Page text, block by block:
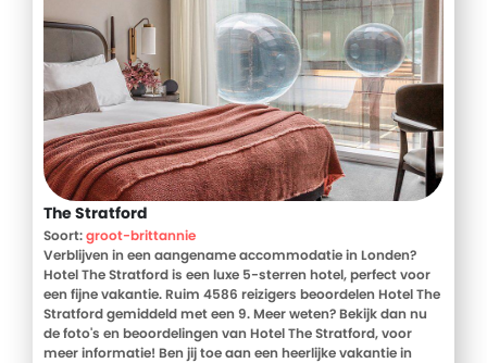
Bedlinnenwissel: 1x per week * (Tussentijdse) schoonmaak:
1x per week * Incheck mogelijk vanaf 16:00 uur * Uitchecken
voor 11:00 uur * Late check-out mogelijk o.b.v.
beschikbaarheid op aanvraag * Vroege check-in mogelijk
o.b.v. beschikbaarheid op aanvraag * Babybedje en -stoel
op aanvraag (gratis) * Huisdieren niet toegestaan
Verzorging * Je verblijft bij Casa Pedro Barrera op basis van
Logies of Logies en ontbijt
The Stratford
Soort:groot-brittannie
Verblijven in een aangename accommodatie in Londen?
Hotel The Stratford is een luxe 5-sterren hotel, perfect voor
een fijne vakantie. Ruim 4586 reizigers beoordelen Hotel The
Stratford gemiddeld met een 9. Meer weten? Bekijk dan nu
de foto's en beoordelingen van Hotel The Stratford, voor
meer informatie! Ben jij toe aan een heerlijke vakantie in